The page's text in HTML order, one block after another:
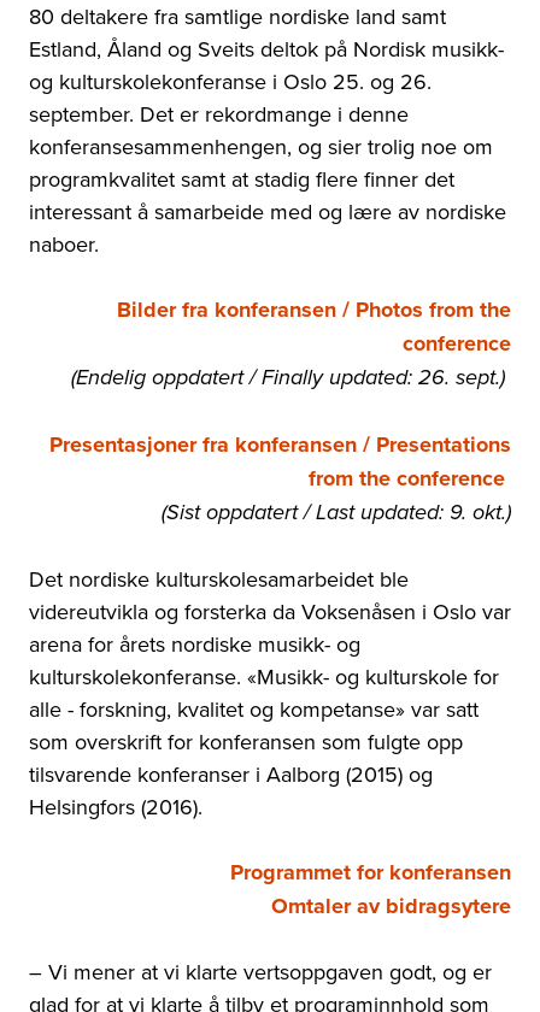
80 deltakere fra samtlige nordiske land samt
Estland, Åland og Sveits deltok på Nordisk musikk-
og kulturskolekonferanse i Oslo 25. og 26.
september. Det er rekordmange i denne
konferansesammenhengen, og sier trolig noe om
programkvalitet samt at stadig flere finner det
interessant å samarbeide med og lære av nordiske
naboer.
Bilder fra konferansen / Photos from the
conference
(Endelig oppdatert / Finally updated: 26. sept.)
Presentasjoner fra konferansen / Presentations
from the conference
(Sist oppdatert / Last updated: 9. okt.)
Det nordiske kulturskolesamarbeidet ble
videreutvikla og forsterka da Voksenåsen i Oslo var
arena for årets nordiske musikk- og
kulturskolekonferanse. «Musikk- og kulturskole for
alle - forskning, kvalitet og kompetanse» var satt
som overskrift for konferansen som fulgte opp
tilsvarende konferanser i Aalborg (2015) og
Helsingfors (2016).
Programmet for konferansen
Omtaler av bidragsytere
– Vi mener at vi klarte vertsoppgaven godt, og er
glad for at vi klarte å tilby et programinnhold som